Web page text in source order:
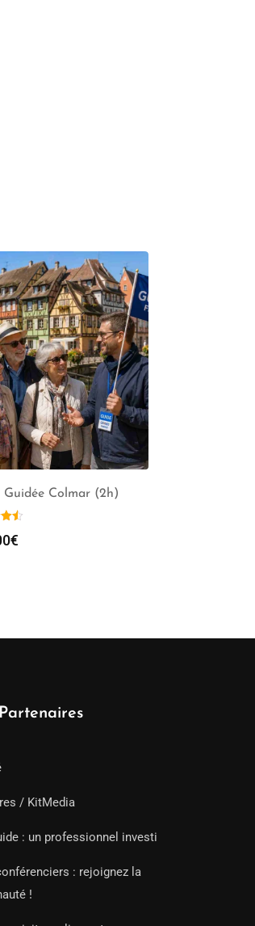
Guidée Colmar (2h)
€
/ KitMedia
: un professionnel investi
: rejoignez la
!